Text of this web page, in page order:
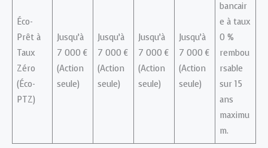
Éco-
Prêt à
Taux
Zéro
(Éco-
PTZ)
Jusqu’à
7 000 €
(Action
seule)
Jusqu’à
7 000 €
(Action
seule)
Jusqu’à
7 000 €
(Action
seule)
Jusqu’à
7 000 €
(Action
seule)
bancair
e à taux
0 %
rembou
rsable
sur 15
ans
maximu
m.